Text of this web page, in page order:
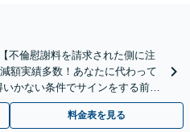
不倫慰謝料を請求された側に注
額実績多数！あなたに代わって
かない条件でサインをする前
夜間相談可】
料金表を見る